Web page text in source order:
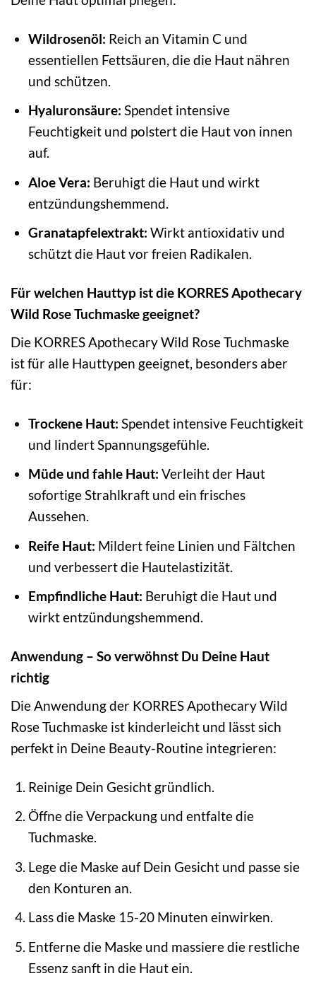
Wildrosenöl: Reich an Vitamin C und
essentiellen Fettsäuren, die die Haut nähren
und schützen.
Hyaluronsäure: Spendet intensive
Feuchtigkeit und polstert die Haut von innen
auf.
Aloe Vera: Beruhigt die Haut und wirkt
entzündungshemmend.
Granatapfelextrakt: Wirkt antioxidativ und
schützt die Haut vor freien Radikalen.
Für welchen Hauttyp ist die KORRES Apothecary
Wild Rose Tuchmaske geeignet?
Die KORRES Apothecary Wild Rose Tuchmaske
ist für alle Hauttypen geeignet, besonders aber
für:
Trockene Haut: Spendet intensive Feuchtigkeit
und lindert Spannungsgefühle.
Müde und fahle Haut: Verleiht der Haut
sofortige Strahlkraft und ein frisches
Aussehen.
Reife Haut: Mildert feine Linien und Fältchen
und verbessert die Hautelastizität.
Empfindliche Haut: Beruhigt die Haut und
wirkt entzündungshemmend.
Anwendung – So verwöhnst Du Deine Haut
richtig
Die Anwendung der KORRES Apothecary Wild
Rose Tuchmaske ist kinderleicht und lässt sich
perfekt in Deine Beauty-Routine integrieren:
Reinige Dein Gesicht gründlich.
Öffne die Verpackung und entfalte die
Tuchmaske.
Lege die Maske auf Dein Gesicht und passe sie
den Konturen an.
Lass die Maske 15-20 Minuten einwirken.
Entferne die Maske und massiere die restliche
Essenz sanft in die Haut ein.